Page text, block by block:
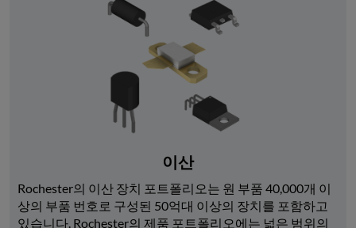
이산
Rochester의 이산 장치 포트폴리오는 원 부품 40,000개 이
상의 부품 번호로 구성된 50억대 이상의 장치를 포함하고
있습니다. Rochester의 제품 포트폴리오에는 넓은 범위의